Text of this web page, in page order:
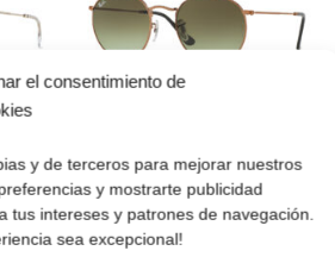
el consentimiento de
y de terceros para mejorar nuestros
y mostrarte publicidad
tus intereses y patrones de navegación.
sea excepcional!
Gafas
de sol
€El
precio
actual
es:
Gafas
de sol
que
9002A6 50 Round
Metal
173.00€ El
precio
121.00€El